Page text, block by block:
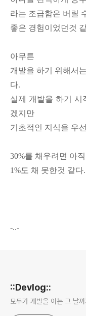
라는 조급함은 버릴
좋은 경험이었던것
아무튼
개발을 하기 위해서
다.
실제 개발을 하기 시
겠지만
기초적인 지식을 우
30%를 채우려면 아
1%도 채 못한것 같다.
-..-
::Devlog::
모두가 개발을 아는 그 날까